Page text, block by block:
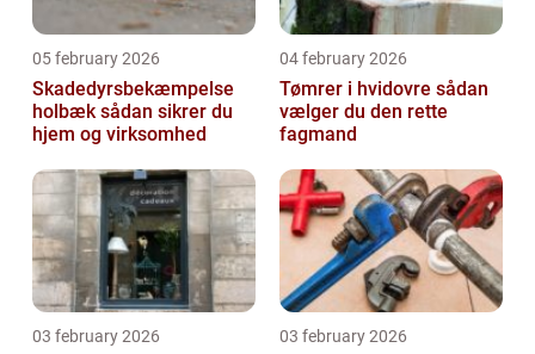
05 february 2026
Skadedyrsbekæmpelse
holbæk sådan sikrer du
hjem og virksomhed
04 february 2026
Tømrer i hvidovre sådan
vælger du den rette
fagmand
03 february 2026 03 february 2026